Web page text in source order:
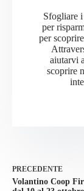
Sfogliare
per
per
aiutarvi
scoprire
PRECEDENTE
Volantino Coop